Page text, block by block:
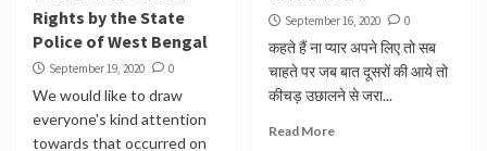
Rights by the State
Police of West Bengal
September 19, 2020 0
We would like to draw
everyone's kind attention
towards that occurred on
September 16, 2020 0
कहते हैं ना प्यार अपने लिए तो सब
चाहते पर जब बात दूसरों की आये तो
कीचड़ उछालने से जरा...
Read More